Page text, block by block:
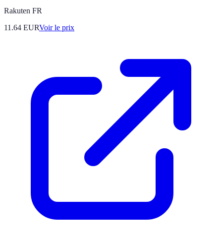
Rakuten FR
11.64 EURVoir le prix